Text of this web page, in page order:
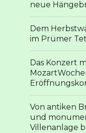
neue
Dem
im Prümer
Das Konzert
Von antiken
und
Villenanlage